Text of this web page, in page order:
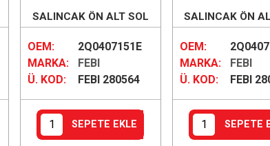
SALINCAK ÖN ALT SOL
OEM:
2Q0407151E
MARKA:
FEBI
Ü. KOD:
FEBI 280564
SEPETE EKLE
SALINCAK ÖN
OEM:
MARKA:
FEBI
Ü. KOD:
FEBI
SEPETE